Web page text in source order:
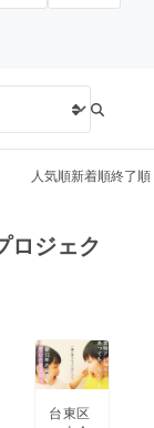
ゲーム・サ
Creation
ュニティ
人気順新着順終了順
ロジェク
台東区